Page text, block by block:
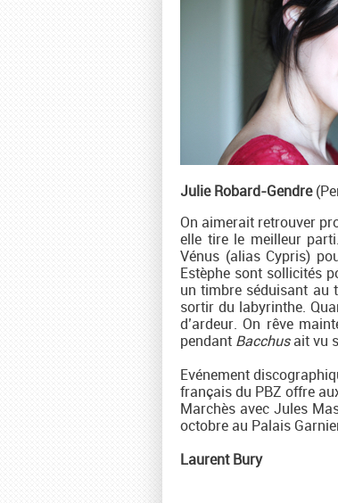
Julie Robard-Gendre
On aimerait retrouver
elle tire le meilleur
Vénus (alias Cypris)
Estèphe sont sollicités
un timbre séduisant au
sortir du labyrinthe.
d’ardeur. On rêve
pendant Bacchusait vu
Evénement
français du PBZ offre
Marchès avec Jules
octobre au Palais
Laurent Bury